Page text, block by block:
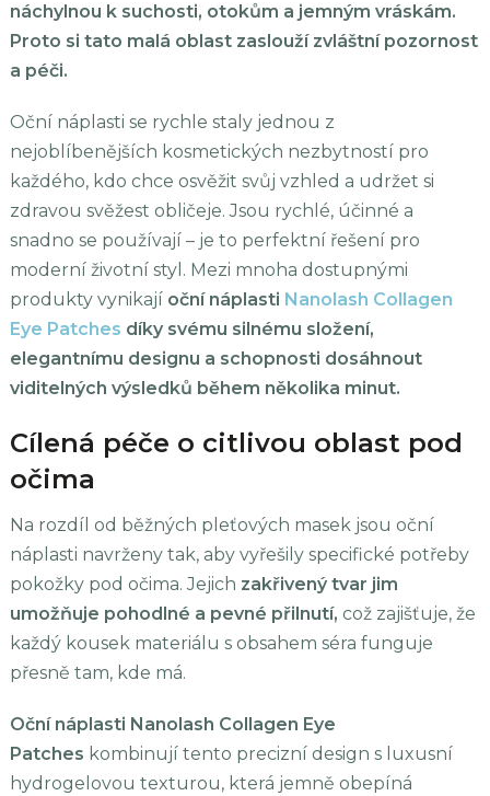
náchylnou k suchosti, otokům a jemným vráskám.
Proto si tato malá oblast zaslouží zvláštní pozornost
a péči.
Oční náplasti se rychle staly jednou z
nejoblíbenějších kosmetických nezbytností pro
každého, kdo chce osvěžit svůj vzhled a udržet si
zdravou svěžest obličeje. Jsou rychlé, účinné a
snadno se používají – je to perfektní řešení pro
moderní životní styl. Mezi mnoha dostupnými
produkty vynikají oční náplasti Nanolash Collagen
Eye Patches díky svému silnému složení,
elegantnímu designu a schopnosti dosáhnout
viditelných výsledků během několika minut.
Cílená péče o citlivou oblast pod
očima
Na rozdíl od běžných pleťových masek jsou oční
náplasti navrženy tak, aby vyřešily specifické potřeby
pokožky pod očima. Jejich zakřivený tvar jim
umožňuje pohodlné a pevné přilnutí, což zajišťuje, že
každý kousek materiálu s obsahem séra funguje
přesně tam, kde má.
Oční náplasti Nanolash Collagen Eye
Patches kombinují tento precizní design s luxusní
hydrogelovou texturou, která jemně obepíná